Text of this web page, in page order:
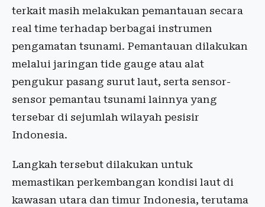
terkait masih melakukan pemantauan secara
real time terhadap berbagai instrumen
pengamatan tsunami. Pemantauan dilakukan
melalui jaringan tide gauge atau alat
pengukur pasang surut laut, serta sensor-
sensor pemantau tsunami lainnya yang
tersebar di sejumlah wilayah pesisir
Indonesia.
Langkah tersebut dilakukan untuk
memastikan perkembangan kondisi laut di
kawasan utara dan timur Indonesia, terutama